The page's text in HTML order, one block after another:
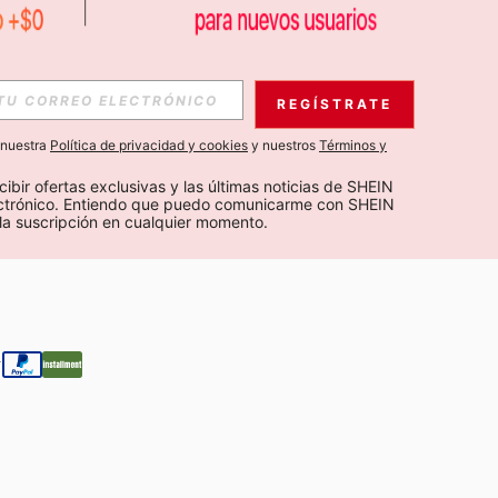
EXCLUSIVAS, PROMOCIONES Y NOTICIAS DE SHEIN
Suscribir
REGÍSTRATE
Política de privacidad y cookies y nuestros Términos y
ofertas exclusivas y las últimas noticias de SHEIN
Entiendo que puedo comunicarme con SHEIN
suscripción en cualquier momento.